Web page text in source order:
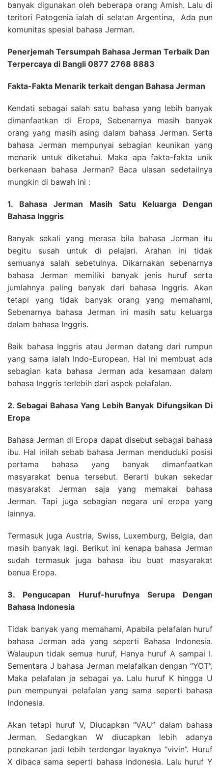
banyak digunakan oleh beberapa orang Amish. Lalu di
teritori Patogenia ialah di selatan Argentina, Ada pun
komunitas spesial bahasa Jerman.
Penerjemah Tersumpah Bahasa Jerman Terbaik Dan
Terpercaya di Bangli 0877 2768 8883
Fakta-Fakta Menarik terkait dengan Bahasa Jerman
Kendati sebagai salah satu bahasa yang lebih banyak
dimanfaatkan di Eropa, Sebenarnya masih banyak
orang yang masih asing dalam bahasa Jerman. Serta
bahasa Jerman mempunyai sebagian keunikan yang
menarik untuk diketahui. Maka apa fakta-fakta unik
berkenaan bahasa Jerman? Baca ulasan sedetailnya
mungkin di bawah ini :
1. Bahasa Jerman Masih Satu Keluarga Dengan
Bahasa Inggris
Banyak sekali yang merasa bila bahasa Jerman itu
begitu susah untuk di pelajari. Arahan ini tidak
semuanya salah sebetulnya. Dikarnakan sebenarnya
bahasa Jerman memiliki banyak jenis huruf serta
jumlahnya paling banyak dari bahasa Inggris. Akan
tetapi yang tidak banyak orang yang memahami,
Sebenarnya bahasa Jerman ini masih satu keluarga
dalam bahasa Inggris.
Baik bahasa Inggris atau Jerman datang dari rumpun
yang sama ialah Indo-European. Hal ini membuat ada
sebagian kata bahasa Jerman ada kesamaan dalam
bahasa Inggris terlebih dari aspek pelafalan.
2. Sebagai Bahasa Yang Lebih Banyak Difungsikan Di
Eropa
Bahasa Jerman di Eropa dapat disebut sebagai bahasa
ibu. Hal inilah sebab bahasa Jerman menduduki posisi
pertama bahasa yang banyak dimanfaatkan
masyarakat benua tersebut. Berarti bukan sekedar
masyarakat Jerman saja yang memakai bahasa
Jerman. Tapi juga sebagian negara uni eropa yang
lainnya.
Termasuk juga Austria, Swiss, Luxemburg, Belgia, dan
masih banyak lagi. Berikut ini kenapa bahasa Jerman
sudah termasuk juga bahasa ibu buat masyarakat
benua Eropa.
3. Pengucapan Huruf-hurufnya Serupa Dengan
Bahasa Indonesia
Tidak banyak yang memahami, Apabila pelafalan huruf
bahasa Jerman ada yang seperti Bahasa Indonesia.
Walaupun tidak semua huruf, Hanya huruf A sampai I.
Sementara J bahasa Jerman melafalkan dengan “YOT”.
Maka pelafalan ja sebagai ya. Lalu huruf K hingga U
pun mempunyai pelafalan yang sama seperti bahasa
Indonesia.
Akan tetapi huruf V, Diucapkan “VAU” dalam bahasa
Jerman. Sedangkan W diucapkan lebih adanya
penekanan jadi lebih terdengar layaknya “vivin”. Huruf
X dibaca sama seperti bahasa Indonesia. Lalu huruf Y